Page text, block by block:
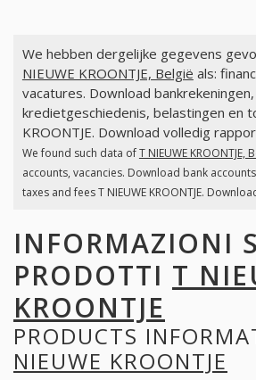
We hebben dergelijke gegevens
NIEUWE KROONTJE, België als:
vacatures. Download
kredietgeschiedenis, belastingen en
KROONTJE. Download volledig
We found such data ofT NIEUWE KROONTJE,
accounts, vacancies. Download bank
taxes and fees T NIEUWE KROONTJE.
INFORMAZIONI
PRODOTTI T
KROONTJE
PRODUCTS
NIEUWE KROONTJE